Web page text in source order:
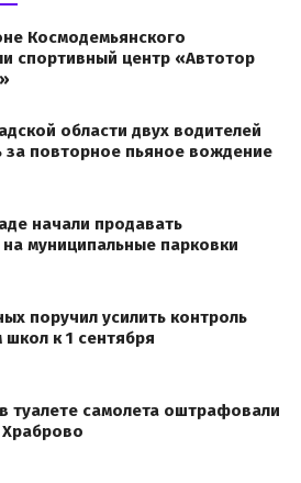
Космодемьянского
спортивный центр «Автотор
области двух водителей
за повторное пьяное вождение
начали продавать
муниципальные парковки
поручил усилить контроль
к 1 сентября
туалете самолета оштрафовали